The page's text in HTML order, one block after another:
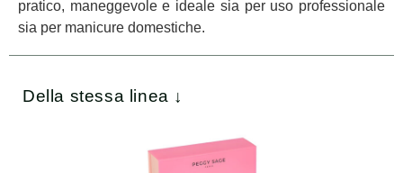
pratico, maneggevole e ideale sia per uso professionale
sia per manicure domestiche.
Della stessa linea ↓